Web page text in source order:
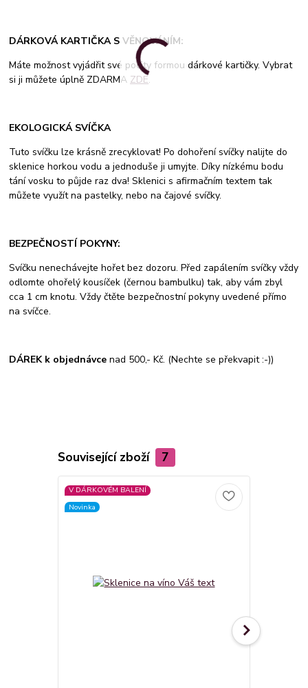
DÁRKOVÁ KARTIČKA S VĚNOVÁNÍM:
Máte možnost vyjádřit své pocity formou dárkové kartičky. Vybrat
si ji můžete úplně ZDARMA ZDE.
EKOLOGICKÁ SVÍČKA
Tuto svíčku lze krásně zrecyklovat! Po dohoření svíčky nalijte do
sklenice horkou vodu a jednoduše ji umyjte. Díky nízkému bodu
tání vosku to půjde raz dva! Sklenici s afirmačním textem tak
můžete využít na pastelky, nebo na čajové svíčky.
BEZPEČNOSTÍ POKYNY:
Svíčku nenechávejte hořet bez dozoru. Před zapálením svíčky vždy
odlomte ohořelý kousíček (černou bambulku) tak, aby vám zbyl
cca 1 cm knotu. Vždy čtěte bezpečnostní pokyny uvedené přímo
na svíčce.
DÁREK k objednávcenad 500,- Kč. (Nechte se překvapit :-))
Související zboží 7
V DÁRKOVÉM BALENÍ
Novinka